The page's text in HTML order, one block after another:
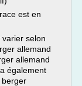
est en
selon
allemand
allemand
également
berger